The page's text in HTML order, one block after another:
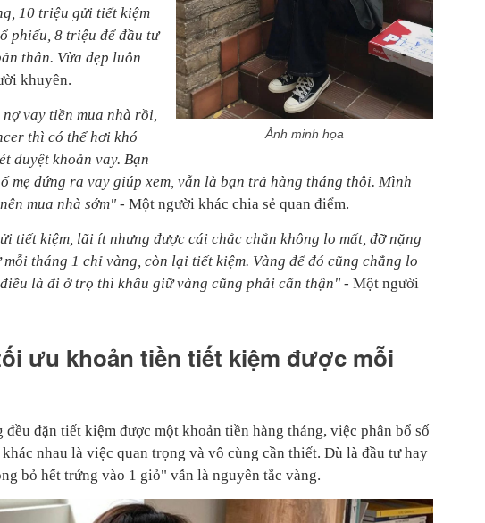
Ảnh minh họa
10 triệu gửi tiết kiệm
phiếu, 8 triệu để đầu tư
thân. Vừa đẹp luôn
khuyên.
vay tiền mua nhà rồi,
thì có thể hơi khó
duyệt khoản vay. Bạn
mẹ đứng ra vay giúp xem, vẫn là bạn trả hàng tháng thôi. Mình
mua nhà sớm" - Một người khác chia sẻ quan điểm.
tiết kiệm, lãi ít nhưng được cái chắc chắn không lo mất, đỡ nặng
tháng 1 chỉ vàng, còn lại tiết kiệm. Vàng để đó cũng chẳng lo
là đi ở trọ thì khâu giữ vàng cũng phải cẩn thận" - Một người
ưu khoản tiền tiết kiệm được mỗi
đặn tiết kiệm được một khoản tiền hàng tháng, việc phân bổ số
nhau là việc quan trọng và vô cùng cần thiết. Dù là đầu tư hay
bỏ hết trứng vào 1 giỏ" vẫn là nguyên tắc vàng.